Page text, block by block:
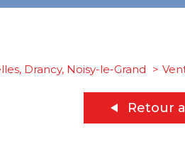
Drancy, Noisy-le-Grand
Retour